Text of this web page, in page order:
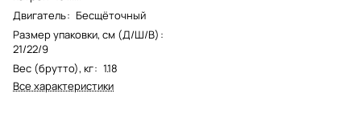
Двигатель: Бесщёточный
Размер упаковки, см (Д/Ш/В) :
21/22/9
Вес (брутто), кг: 1.18
Все характеристики